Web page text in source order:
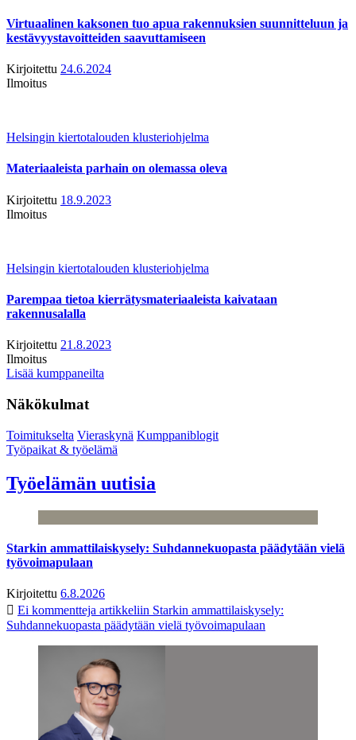
Virtuaalinen kaksonen tuo apua rakennuksien suunnitteluun ja
kestävyystavoitteiden saavuttamiseen
Kirjoitettu 24.6.2024
Ilmoitus
Helsingin kiertotalouden klusteriohjelma
Materiaaleista parhain on olemassa oleva
Kirjoitettu 18.9.2023
Ilmoitus
Helsingin kiertotalouden klusteriohjelma
Parempaa tietoa kierrätysmateriaaleista kaivataan
rakennusalalla
Kirjoitettu 21.8.2023
Ilmoitus
Lisää kumppaneilta
Näkökulmat
Toimitukselta Vieraskynä Kumppaniblogit
Työpaikat & työelämä
Työelämän uutisia
Starkin ammattilaiskysely: Suhdannekuopasta päädytään vielä
työvoimapulaan
Kirjoitettu 6.8.2026
Ei kommentteja artikkeliin Starkin ammattilaiskysely:
Suhdannekuopasta päädytään vielä työvoimapulaan